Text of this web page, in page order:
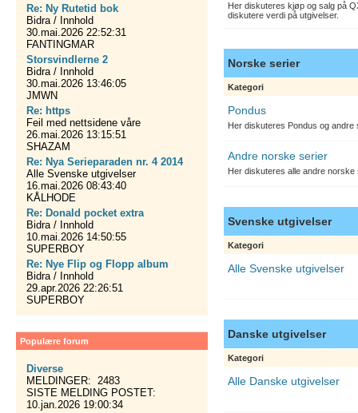
Re: Ny Rutetid bok
Bidra / Innhold
30.mai.2026 22:52:31
FANTINGMAR
Storsvindlerne 2
Bidra / Innhold
30.mai.2026 13:46:05
JMWN
Re: https
Feil med nettsidene våre
26.mai.2026 13:15:51
SHAZAM
Re: Nya Serieparaden nr. 4 2014
Alle Svenske utgivelser
16.mai.2026 08:43:40
KÅLHODE
Re: Donald pocket extra
Bidra / Innhold
10.mai.2026 14:50:55
SUPERBOY
Re: Nye Flip og Flopp album
Bidra / Innhold
29.apr.2026 22:26:51
SUPERBOY
Populære forum
Diverse
MELDINGER: 2483
SISTE MELDING POSTET:
10.jan.2026 19:00:34
Her diskuteres kjøp og salg på
diskutere verdi på utgivelser.
Norske serier
Kategori
Pondus
Her diskuteres Pondus og
Andre norske serier
Her diskuteres alle andre
Svenske utgivelser
Kategori
Alle Svenske utgivelser
Danske utgivelser
Kategori
Alle Danske utgivelser